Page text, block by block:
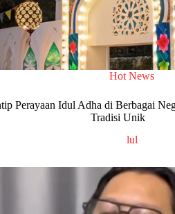
Hot News
Perayaan Idul Adha di Berbagai
Tradisi Unik
lul